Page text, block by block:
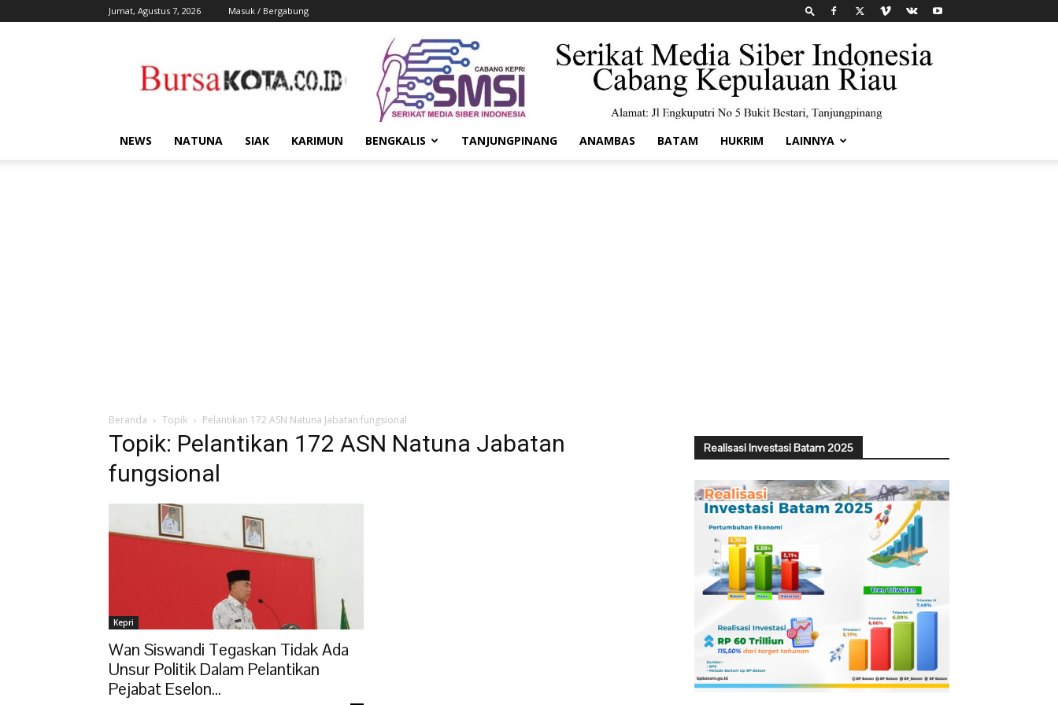
Jumat, Agustus 7, 2026 Masuk / Bergabung
Kota
NEWS NATUNA SIAK KARIMUN BENGKALIS TANJUNGPINANG ANAMBAS BATAM HUKRIM LAINNYA
Beranda Topik Pelantikan 172 ASN Natuna Jabatan fungsional
Topik: Pelantikan 172 ASN Natuna Jabatan
fungsional
Kepri
Wan Siswandi Tegaskan Tidak Ada
Unsur Politik Dalam Pelantikan
Pejabat Eselon...
Realisasi Investasi Batam 2025